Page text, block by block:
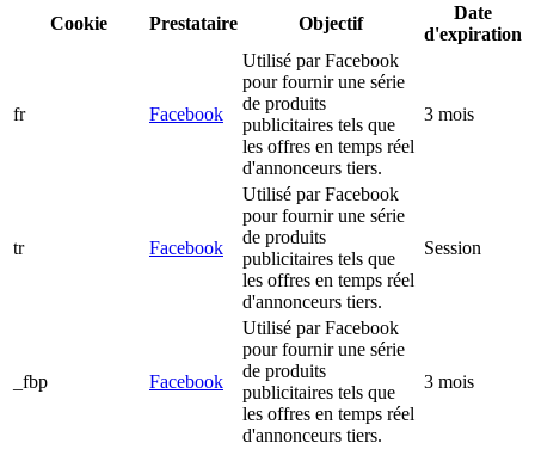
Cookie
Prestataire Objectif
Date
d'expiration
fr Facebook
Utilisé par Facebook
pour fournir une série
de produits
publicitaires tels que
les offres en temps réel
d'annonceurs tiers.
3 mois
tr Facebook
Utilisé par Facebook
pour fournir une série
de produits
publicitaires tels que
les offres en temps réel
d'annonceurs tiers.
Session
_fbp Facebook
Utilisé par Facebook
pour fournir une série
de produits
publicitaires tels que
les offres en temps réel
d'annonceurs tiers.
3 mois